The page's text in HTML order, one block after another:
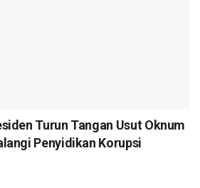
Turun Tangan Usut Oknum
Penyidikan Korupsi